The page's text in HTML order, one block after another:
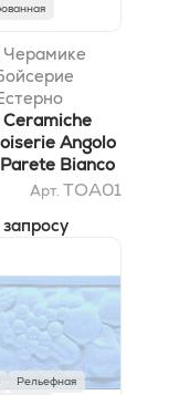
Черамике
Матт
Ceramiche
Angolo
Bianco
Арт. TOA01
Рельефная